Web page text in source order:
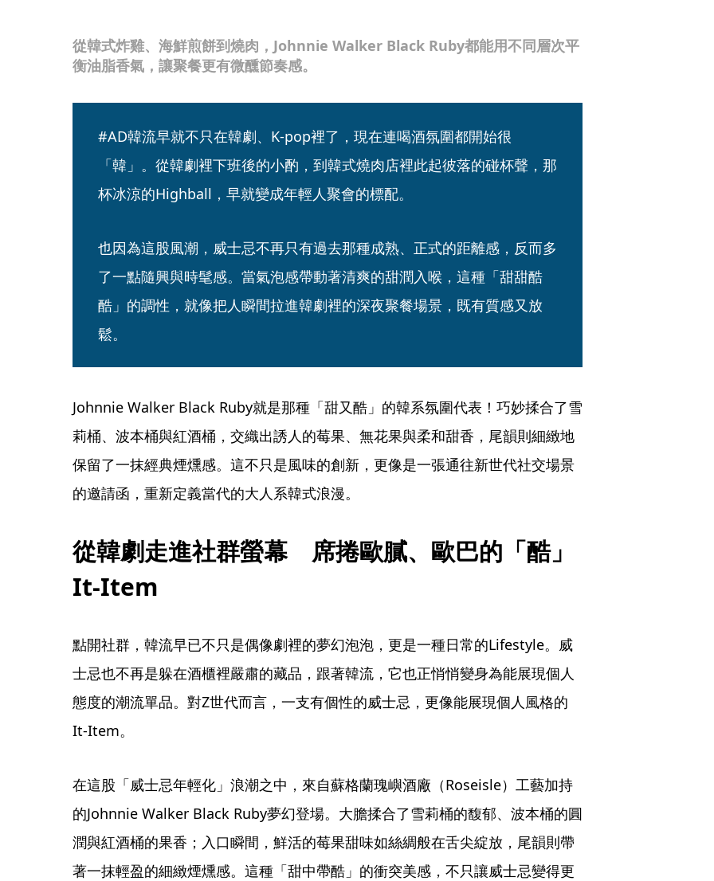
從韓式炸雞、海鮮煎餅到燒肉，Johnnie Walker Black Ruby都能用不同層次平
衡油脂香氣，讓聚餐更有微醺節奏感。
#AD韓流早就不只在韓劇、K-pop裡了，現在連喝酒氛圍都開始很
「韓」。從韓劇裡下班後的小酌，到韓式燒肉店裡此起彼落的碰杯聲，那
杯冰涼的Highball，早就變成年輕人聚會的標配。
也因為這股風潮，威士忌不再只有過去那種成熟、正式的距離感，反而多
了一點隨興與時髦感。當氣泡感帶動著清爽的甜潤入喉，這種「甜甜酷
酷」的調性，就像把人瞬間拉進韓劇裡的深夜聚餐場景，既有質感又放
鬆。
Johnnie Walker Black Ruby就是那種「甜又酷」的韓系氛圍代表！巧妙揉合了雪
莉桶、波本桶與紅酒桶，交織出誘人的莓果、無花果與柔和甜香，尾韻則細緻地
保留了一抹經典煙燻感。這不只是風味的創新，更像是一張通往新世代社交場景
的邀請函，重新定義當代的大人系韓式浪漫。
從韓劇走進社群螢幕　席捲歐膩、歐巴的「酷」
It-Item
點開社群，韓流早已不只是偶像劇裡的夢幻泡泡，更是一種日常的Lifestyle。威
士忌也不再是躲在酒櫃裡嚴肅的藏品，跟著韓流，它也正悄悄變身為能展現個人
態度的潮流單品。對Z世代而言，一支有個性的威士忌，更像能展現個人風格的
It-Item。
在這股「威士忌年輕化」浪潮之中，來自蘇格蘭瑰嶼酒廠（Roseisle）工藝加持
的Johnnie Walker Black Ruby夢幻登場。大膽揉合了雪莉桶的馥郁、波本桶的圓
潤與紅酒桶的果香；入口瞬間，鮮活的莓果甜味如絲綢般在舌尖綻放，尾韻則帶
著一抹輕盈的細緻煙燻感。這種「甜中帶酷」的衝突美感，不只讓威士忌變得更